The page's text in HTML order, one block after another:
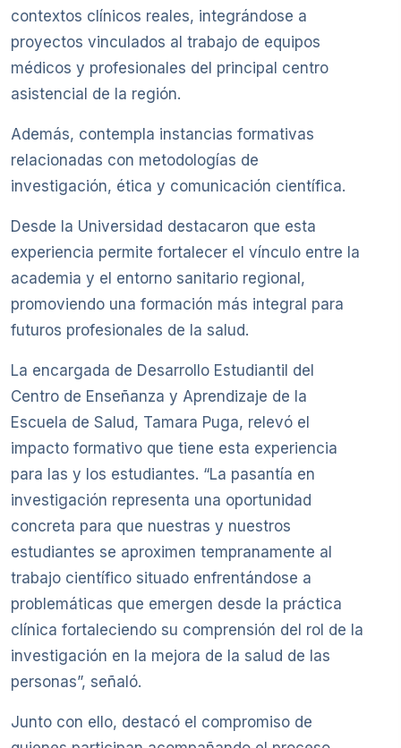
contextos clínicos reales, integrándose a
proyectos vinculados al trabajo de equipos
médicos y profesionales del principal centro
asistencial de la región.
Además, contempla instancias formativas
relacionadas con metodologías de
investigación, ética y comunicación científica.
Desde la Universidad destacaron que esta
experiencia permite fortalecer el vínculo entre la
academia y el entorno sanitario regional,
promoviendo una formación más integral para
futuros profesionales de la salud.
La encargada de Desarrollo Estudiantil del
Centro de Enseñanza y Aprendizaje de la
Escuela de Salud, Tamara Puga, relevó el
impacto formativo que tiene esta experiencia
para las y los estudiantes. “La pasantía en
investigación representa una oportunidad
concreta para que nuestras y nuestros
estudiantes se aproximen tempranamente al
trabajo científico situado enfrentándose a
problemáticas que emergen desde la práctica
clínica fortaleciendo su comprensión del rol de la
investigación en la mejora de la salud de las
personas”, señaló.
Junto con ello, destacó el compromiso de